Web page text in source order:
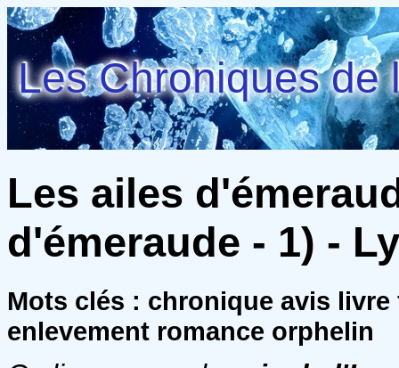
Les Chroniques de
Les ailes
d'émeraude - 1) -
Mots clés : chronique avis
enlevement romance orphelin